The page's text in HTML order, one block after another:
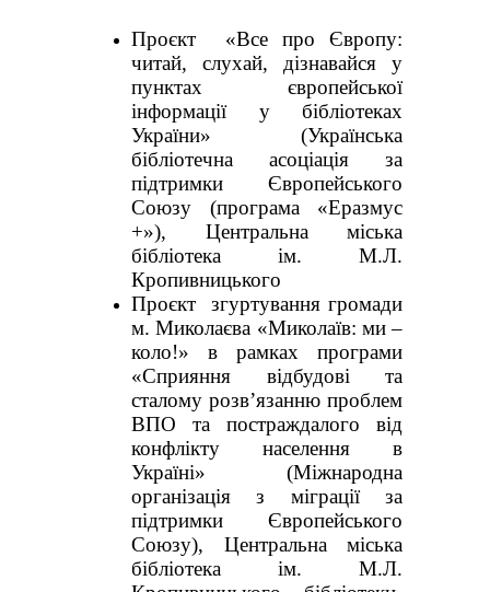
Проєкт «Все про Європу:
читай, слухай, дізнавайся у
пунктах європейської
інформації у бібліотеках
України» (Українська
бібліотечна асоціація за
підтримки Європейського
Союзу (програма «Еразмус
+»), Центральна міська
бібліотека ім. М.Л.
Кропивницького
Проєкт згуртування громади
м. Миколаєва «Миколаїв: ми –
коло!» в рамках програми
«Сприяння відбудові та
сталому розв’язанню проблем
ВПО та постраждалого від
конфлікту населення в
Україні» (Міжнародна
організація з міграції за
підтримки Європейського
Союзу), Центральна міська
бібліотека ім. М.Л.